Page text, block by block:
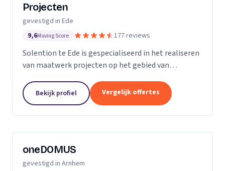
Projecten
gevestigd in Ede
9,6Moving Score 177 reviews
Solention te Ede is gespecialiseerd in het realiseren
van maatwerk projecten op het gebied van
ervaring in de installatie- en duurzame
energiebranche....
Bekijk profiel Vergelijk offertes
oneDOMUS
gevestigd in Arnhem